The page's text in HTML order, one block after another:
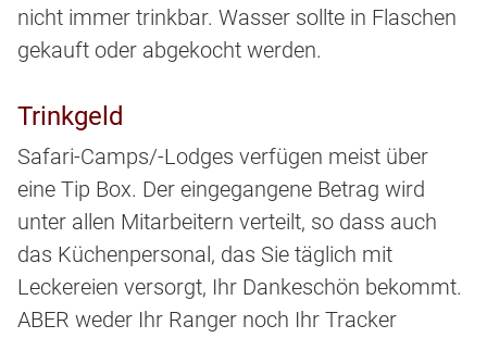
nicht immer trinkbar. Wasser sollte in Flaschen
gekauft oder abgekocht werden.
Trinkgeld
Safari-Camps/-Lodges verfügen meist über
eine Tip Box. Der eingegangene Betrag wird
unter allen Mitarbeitern verteilt, so dass auch
das Küchenpersonal, das Sie täglich mit
Leckereien versorgt, Ihr Dankeschön bekommt.
ABER weder Ihr Ranger noch Ihr Tracker